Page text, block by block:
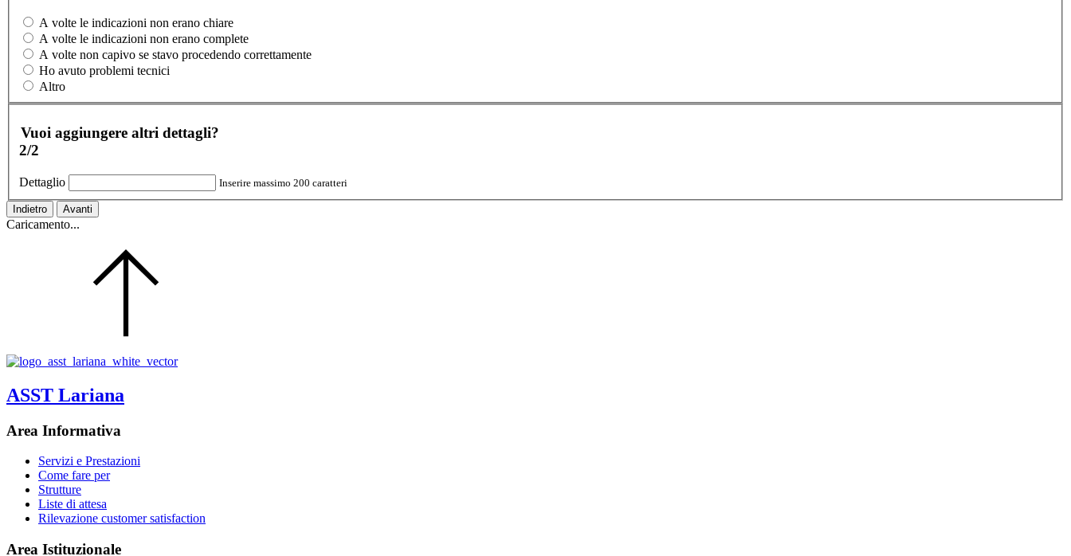
A volte le indicazioni non erano chiare
A volte le indicazioni non erano complete
A volte non capivo se stavo procedendo correttamente
Ho avuto problemi tecnici
Altro
Vuoi aggiungere altri dettagli?
2/2
Dettaglio Inserire massimo 200 caratteri
Indietro Avanti
Caricamento...
ASST Lariana
Area Informativa
Servizi e Prestazioni
Come fare per
Strutture
Liste di attesa
Rilevazione customer satisfaction
Area Istituzionale